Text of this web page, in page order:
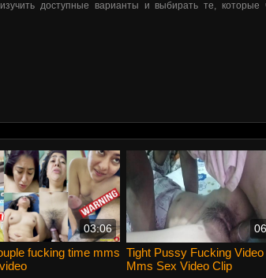
доступные варианты и выбирать те, которые
03:06
fucking time mms Tight Pussy Fucking Video
Mms Sex Video Clip